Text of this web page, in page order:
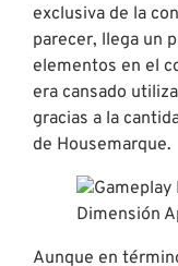
exclusiva de la
parecer, llega un
elementos en el
era cansado
gracias a la
de Housemarque.
Aunque en